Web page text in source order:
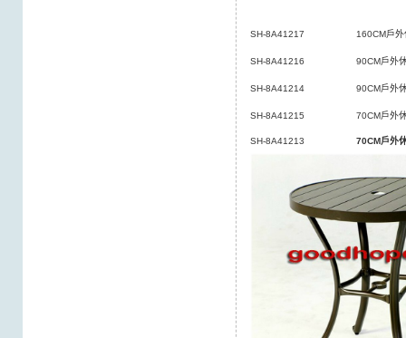
SH-8A41217 160CM戶
SH-8A41216 90CM戶外
SH-8A41214 90CM戶外
SH-8A41215 70CM戶外
SH-8A41213 70CM戶外